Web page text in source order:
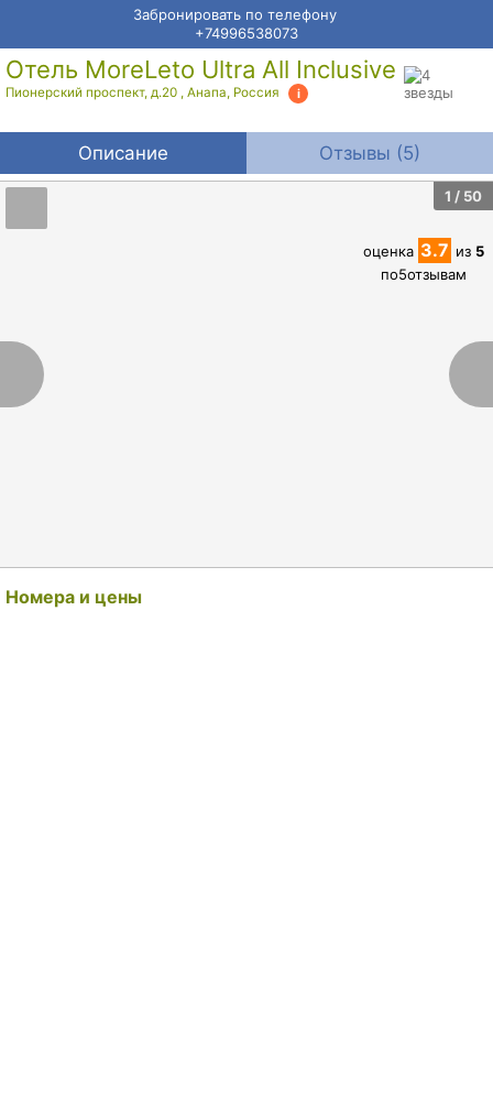
Забронировать по телефону
+74996538073
Отель MoreLeto Ultra All Inclusive
Пионерский проспект, д.20 , Анапа, Россия
Описание Отзывы (5)
оценка 3.7 из 5
по5отзывам
1 / 50
Номера и цены